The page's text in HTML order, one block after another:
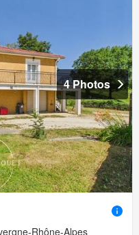
4 Photos
Rhône-Alpes